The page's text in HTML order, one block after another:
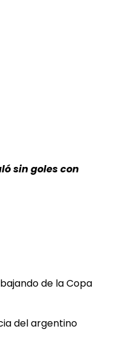
sin goles con
de la Copa
del argentino